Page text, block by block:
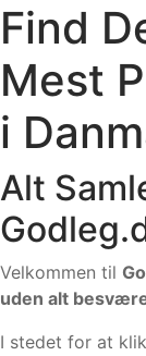
Find
Mest
i
Alt
Velkommen til
uden alt
I stedet for at